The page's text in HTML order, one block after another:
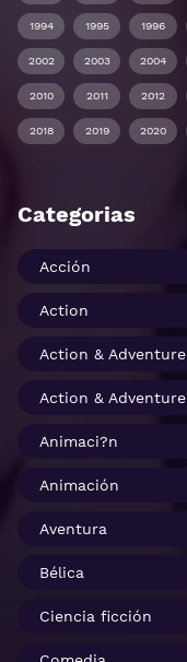
1994 1995 1996
2002 2003 2004
2010 2011 2012
2018 2019 2020
Categorias
Acción
Action
Action & Adventure
Action & Adventure
Animaci?n
Animación
Aventura
Bélica
Ciencia ficción